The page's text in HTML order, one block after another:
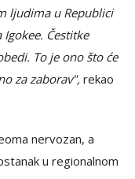
ljudima u Republici
Čestitke
To je ono što će
za zaborav", rekao
nervozan, a
u regionalnom